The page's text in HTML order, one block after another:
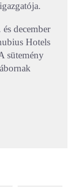
december
Hotels
sütemény